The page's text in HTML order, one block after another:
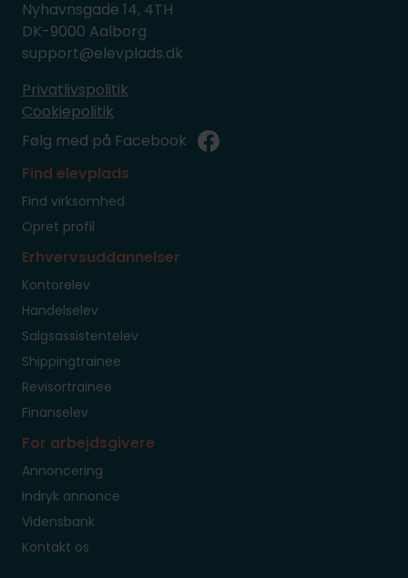
Nyhavnsgade 14, 4TH
DK-9000 Aalborg
support@elevplads.dk
Privatlivspolitik
Cookiepolitik
Følg med på Facebook
Find elevplads
Find virksomhed
Opret profil
Erhvervsuddannelser
Kontorelev
Handelselev
Salgsassistentelev
Shippingtrainee
Revisortrainee
Finanselev
For arbejdsgivere
Annoncering
Indryk annonce
Vidensbank
Kontakt os